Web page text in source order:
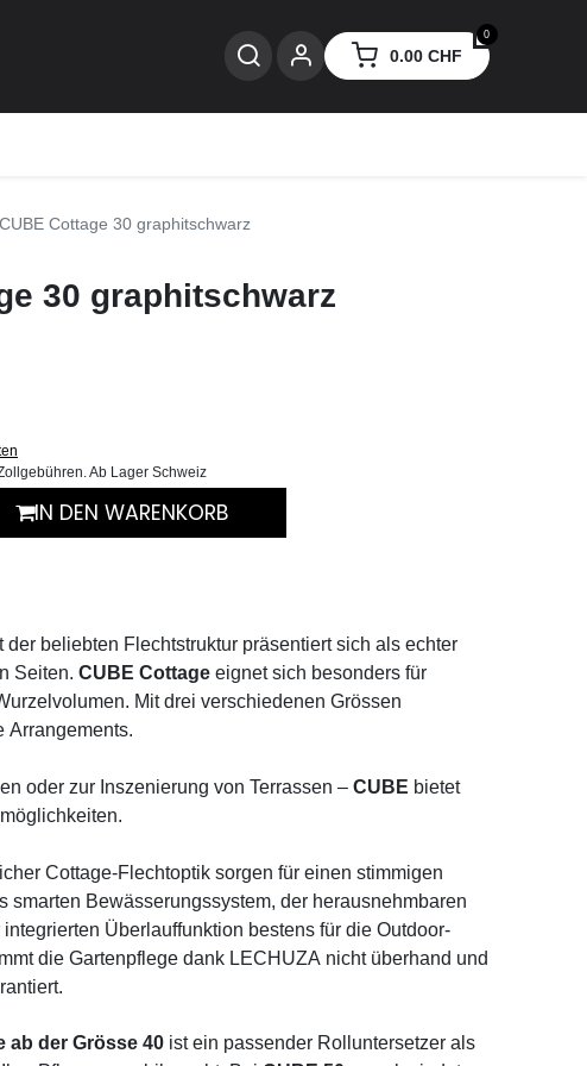
0
0.00CHF
Cottage 30 graphitschwarz
30 graphitschwarz
Ab Lager Schweiz
IN DEN WARENKORB
der beliebten Flechtstruktur präsentiert sich als echter
Seiten. CUBE Cottage eignet sich besonders für
Mit drei verschiedenen Grössen
Arrangements.
oder zur Inszenierung von Terrassen – CUBE bietet
Cottage-Flechtoptik sorgen für einen stimmigen
smarten Bewässerungssystem, der herausnehmbaren
Überlauffunktion bestens für die Outdoor-
die Gartenpflege dank LECHUZA nicht überhand und
ab der Grösse 40 ist ein passender Rolluntersetzer als